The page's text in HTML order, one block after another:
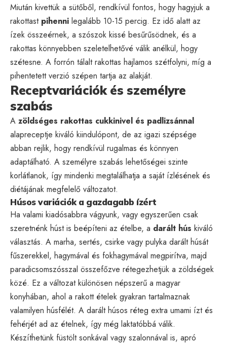
Miután kivettük a sütőből, rendkívül fontos, hogy hagyjuk a
rakottast pihenni legalább 10-15 percig. Ez idő alatt az
ízek összeérnek, a szószok kissé besűrűsödnek, és a
rakottas könnyebben szeletelhetővé válik anélkül, hogy
szétesne. A forrón tálalt rakottas hajlamos szétfolyni, míg a
pihentetett verzió szépen tartja az alakját.
Receptvariációk és személyre
szabás
A zöldséges rakottas cukkinivel és padlizsánnal
alapreceptje kiváló kiindulópont, de az igazi szépsége
abban rejlik, hogy rendkívül rugalmas és könnyen
adaptálható. A személyre szabás lehetőségei szinte
korlátlanok, így mindenki megtalálhatja a saját ízlésének és
diétájának megfelelő változatot.
Húsos variációk a gazdagabb ízért
Ha valami kiadósabbra vágyunk, vagy egyszerűen csak
szeretnénk húst is beépíteni az ételbe, a darált hús kiváló
választás. A marha, sertés, csirke vagy pulyka darált húsát
fűszerekkel, hagymával és fokhagymával megpirítva, majd
paradicsomszósszal összefőzve rétegezhetjük a zöldségek
közé. Ez a változat különösen népszerű a magyar
konyhában, ahol a rakott ételek gyakran tartalmaznak
valamilyen húsfélét. A darált húsos réteg extra umami ízt és
fehérjét ad az ételnek, így még laktatóbbá válik.
Készíthetünk füstölt sonkával vagy szalonnával is, apró